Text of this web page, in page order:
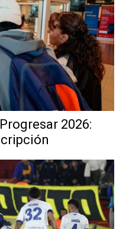
2026: